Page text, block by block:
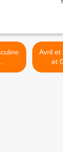
Avril et
et